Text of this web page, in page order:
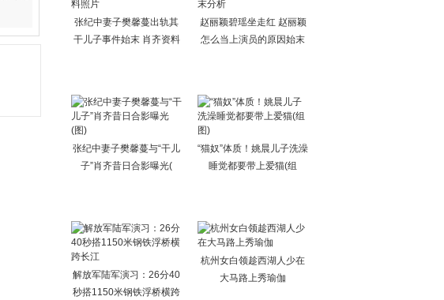
张纪中妻子樊馨蔓出轨其
干儿子事件始末 肖齐资料
赵丽颖碧瑶坐走红 赵丽颖
怎么当上演员的原因始末
张纪中妻子樊馨蔓与“干儿
子”肖齐昔日合影曝光(
“猫奴”体质！姚晨儿子洗澡
睡觉都要带上爱猫(组
解放军陆军演习：26分40
秒搭1150米钢铁浮桥横跨
杭州女白领趁西湖人少在
大马路上秀瑜伽